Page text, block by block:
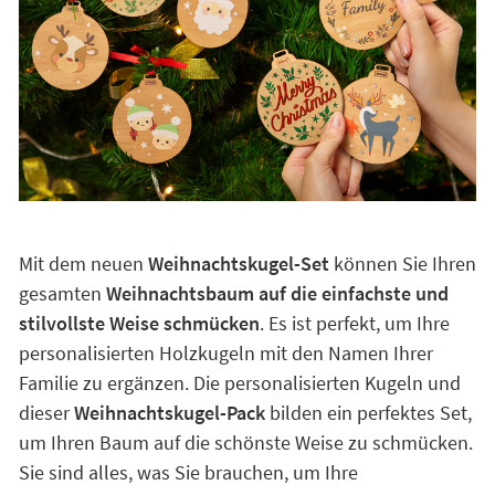
Mit dem neuen Weihnachtskugel-Setkönnen Sie Ihren
gesamten Weihnachtsbaum auf die einfachste und
stilvollste Weise schmücken. Es ist perfekt, um Ihre
personalisierten Holzkugeln mit den Namen Ihrer
Familie zu ergänzen. Die personalisierten Kugeln und
dieserWeihnachtskugel-Packbilden ein perfektes Set,
um Ihren Baum auf die schönste Weise zu schmücken.
Sie sind alles, was Sie brauchen, um Ihre